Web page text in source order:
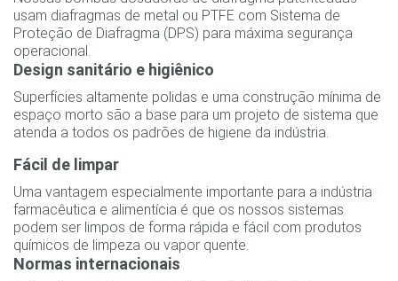
usam diafragmas de metal ou PTFE com Sistema de
Proteção de Diafragma (DPS) para máxima segurança
operacional.
Design sanitário e higiênico
Superfícies altamente polidas e uma construção mínima de
espaço morto são a base para um projeto de sistema que
atenda a todos os padrões de higiene da indústria.
Fácil de limpar
Uma vantagem especialmente importante para a indústria
farmacêutica e alimentícia é que os nossos sistemas
podem ser limpos de forma rápida e fácil com produtos
químicos de limpeza ou vapor quente.
Normas internacionais